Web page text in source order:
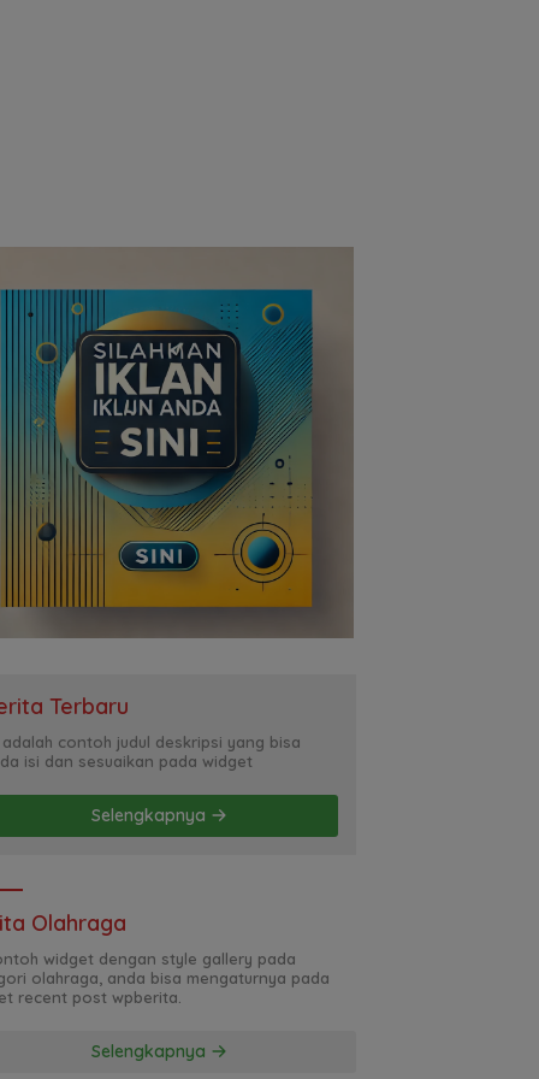
Terbaru
adalah contoh judul deskripsi yang bisa
isi dan sesuaikan pada widget
Selengkapnya
Olahraga
widget dengan style gallery pada
olahraga, anda bisa mengaturnya pada
recent post wpberita.
Selengkapnya